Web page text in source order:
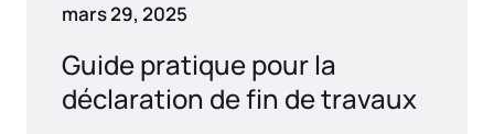
mars 29, 2025
Guide pratique pour la
déclaration de fin de travaux